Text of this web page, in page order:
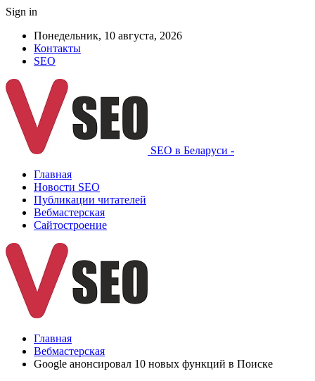
Sign in
Понедельник, 10 августа, 2026
Контакты
SEO
SEO в Беларуси -
Главная
Новости SEO
Публикации читателей
Вебмастерская
Сайтостроение
Главная
Вебмастерская
Google анонсировал 10 новых функций в Поиске